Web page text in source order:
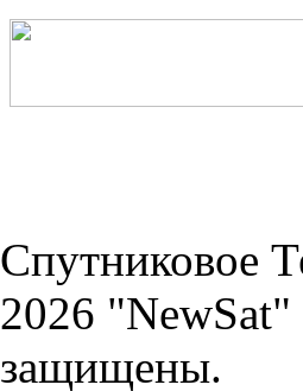
Спутниковое
2026
защищены.